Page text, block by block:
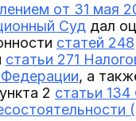
от 31 мая
Суд дал
статей 248
статьи 271
, а
2 статьи